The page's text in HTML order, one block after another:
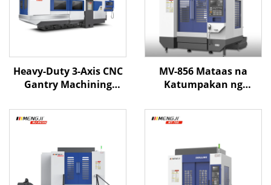
Heavy-Duty 3-Axis CNC
Gantry Machining
Y2200 Z1000 BT-50 Apat
na Linear Guides sa Z-
MV-856 Mataas na
Katumpakan ng
Machining na May
Matibay na Istraktura,
Linear na Rail at
Awtomatikong Palitan
ng Tool